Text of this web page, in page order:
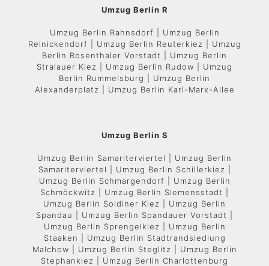
Umzug Berlin R
Umzug Berlin Rahnsdorf | Umzug Berlin
Reinickendorf | Umzug Berlin Reuterkiez | Umzug
Berlin Rosenthaler Vorstadt | Umzug Berlin
Stralauer Kiez | Umzug Berlin Rudow | Umzug
Berlin Rummelsburg | Umzug Berlin
Alexanderplatz | Umzug Berlin Karl-Marx-Allee
Umzug Berlin S
Umzug Berlin Samariterviertel | Umzug Berlin
Samariterviertel | Umzug Berlin Schillerkiez |
Umzug Berlin Schmargendorf | Umzug Berlin
Schmöckwitz | Umzug Berlin Siemensstadt |
Umzug Berlin Soldiner Kiez | Umzug Berlin
Spandau | Umzug Berlin Spandauer Vorstadt |
Umzug Berlin Sprengelkiez | Umzug Berlin
Staaken | Umzug Berlin Stadtrandsiedlung
Malchow | Umzug Berlin Steglitz | Umzug Berlin
Stephankiez | Umzug Berlin Charlottenburg